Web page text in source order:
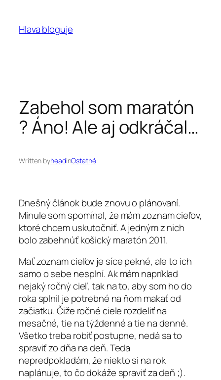
obsahHlava bloguje
Zabehol som maratón
? Áno! Ale aj odkráčal…
Written byheadinOstatné
Dnešný článok bude znovu o plánovaní.
Minule som spomínal, že mám zoznam cieľov,
ktoré chcem uskutočniť. A jedným z nich
bolo zabehnúť košický maratón 2011.
Mať zoznam cieľov je síce pekné, ale to ich
samo o sebe nesplní. Ak mám napríklad
nejaký ročný cieľ, tak na to, aby som ho do
roka splnil je potrebné na ňom makať od
začiatku. Čiže ročné ciele rozdeliť na
mesačné, tie na týždenné a tie na denné.
Všetko treba robiť postupne, nedá sa to
spraviť zo dňa na deň. Teda
nepredpokladám, že niekto si na rok
naplánuje, to čo dokáže spraviť za deň ;).